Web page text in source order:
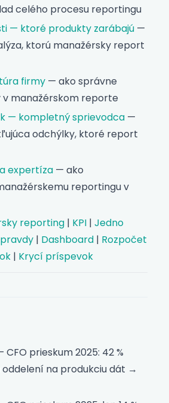
celého procesu reportingu
— ktoré produkty zarábajú —
ktorú manažérsky report
firmy — ako správne
v manažérskom reporte
— kompletný sprievodca —
odchýlky, ktoré report
expertíza — ako
reportingu v
reporting | KPI | Jedno
| Dashboard | Rozpočet
| Krycí príspevok
CFO prieskum 2025: 42 %
na produkciu dát →